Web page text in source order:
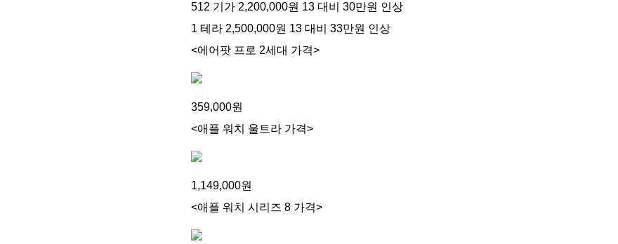
512 기가 2,200,000원 13 대비 30만원 인상
1 테라 2,500,000원 13 대비 33만원 인상
<에어팟 프로 2세대 가격>
359,000원
<애플 워치 울트라 가격>
1,149,000원
<애플 워치 시리즈 8 가격>